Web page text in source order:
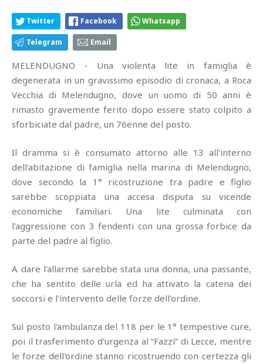
Twitter Facebook Whatsapp
Telegram Email
MELENDUGNO - Una violenta lite in famiglia è
degenerata in un gravissimo episodio di cronaca, a Roca
Vecchia di Melendugno, dove un uomo di 50 anni è
rimasto gravemente ferito dopo essere stato colpito a
sforbiciate dal padre, un 76enne del posto.
Il dramma si è consumato attorno alle 13 all'interno
dell'abitazione di famiglia nella marina di Melendugno,
dove secondo la 1° ricostruzione tra padre e figlio
sarebbe scoppiata una accesa disputa su vicende
economiche familiari. Una lite culminata con
l'aggressione con 3 fendenti con una grossa forbice da
parte del padre al figlio.
A dare l'allarme sarebbe stata una donna, una passante,
che ha sentito delle urla ed ha attivato la catena dei
soccorsi e l'intervento delle forze dell'ordine.
Sul posto l'ambulanza del 118 per le 1° tempestive cure,
poi il trasferimento d'urgenza al “Fazzi” di Lecce, mentre
le forze dell'ordine stanno ricostruendo con certezza gli